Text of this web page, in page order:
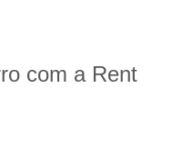
com a Rent